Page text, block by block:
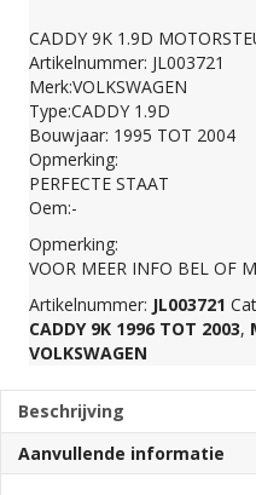
1.9D
RECHTS
aantal
CADDY 9K 1.9D
Artikelnummer: JL003721
Merk:VOLKSWAGEN
Type:CADDY 1.9D
Bouwjaar: 1995 TOT 2004
Opmerking:
PERFECTE STAAT
Oem:-
Opmerking:
VOOR MEER INFO BEL OF
Artikelnummer: JL003721
CADDY 9K 1996 TOT 2003,
VOLKSWAGEN
Beschrijving
Aanvullende informatie